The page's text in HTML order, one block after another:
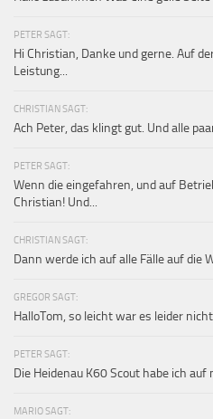
PETER SAGT:
Hi Christian, Danke und gerne. Auf
Leistung...
CHRISTIAN SAGT:
Ach Peter, das klingt gut. Und alle
PETER SAGT:
Wenn die eingefahren, und auf
Christian! Und...
CHRISTIAN SAGT:
Dann werde ich auf alle Fälle auf die
GREGOR SAGT:
HalloTom, so leicht war es leider
PETER SAGT:
Die Heidenau K60 Scout habe ich
MARIO SAGT: